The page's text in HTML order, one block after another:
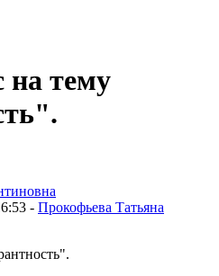
на тему
- Прокофьева Татьяна